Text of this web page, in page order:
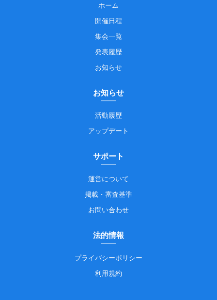
ホーム
開催日程
集会一覧
発表履歴
お知らせ
お知らせ
活動履歴
アップデート
サポート
運営について
掲載・審査基準
お問い合わせ
法的情報
プライバシーポリシー
利用規約